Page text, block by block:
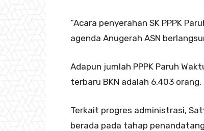
“Acara penyerahan SK PPPK
agenda Anugerah ASN
Adapun jumlah PPPK Paruh
terbaru BKN adalah 6.403 orang.
Terkait progres administrasi,
berada pada tahap